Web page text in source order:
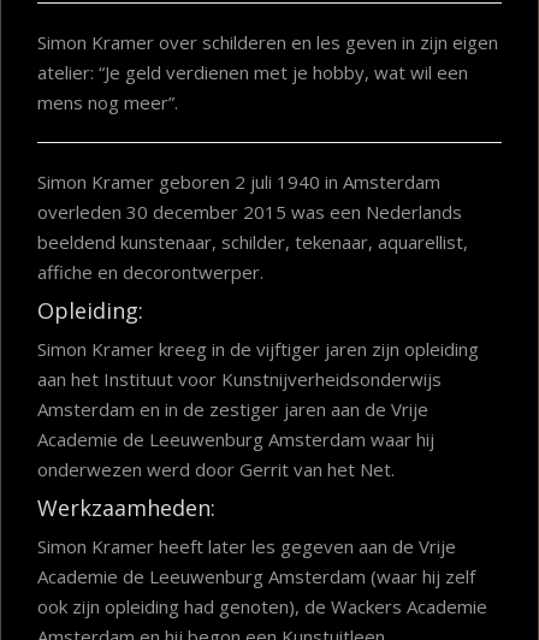
Simon Kramer over schilderen en les geven in zijn eigen
atelier: “Je geld verdienen met je hobby, wat wil een
mens nog meer”.
Simon Kramer geboren 2 juli 1940 in Amsterdam
overleden 30 december 2015 was een Nederlands
beeldend kunstenaar, schilder, tekenaar, aquarellist,
affiche en decorontwerper.
Opleiding:
Simon Kramer kreeg in de vijftiger jaren zijn opleiding
aan het Instituut voor Kunstnijverheidsonderwijs
Amsterdam en in de zestiger jaren aan de Vrije
Academie de Leeuwenburg Amsterdam waar hij
onderwezen werd door Gerrit van het Net.
Werkzaamheden:
Simon Kramer heeft later les gegeven aan de Vrije
Academie de Leeuwenburg Amsterdam (waar hij zelf
ook zijn opleiding had genoten), de Wackers Academie